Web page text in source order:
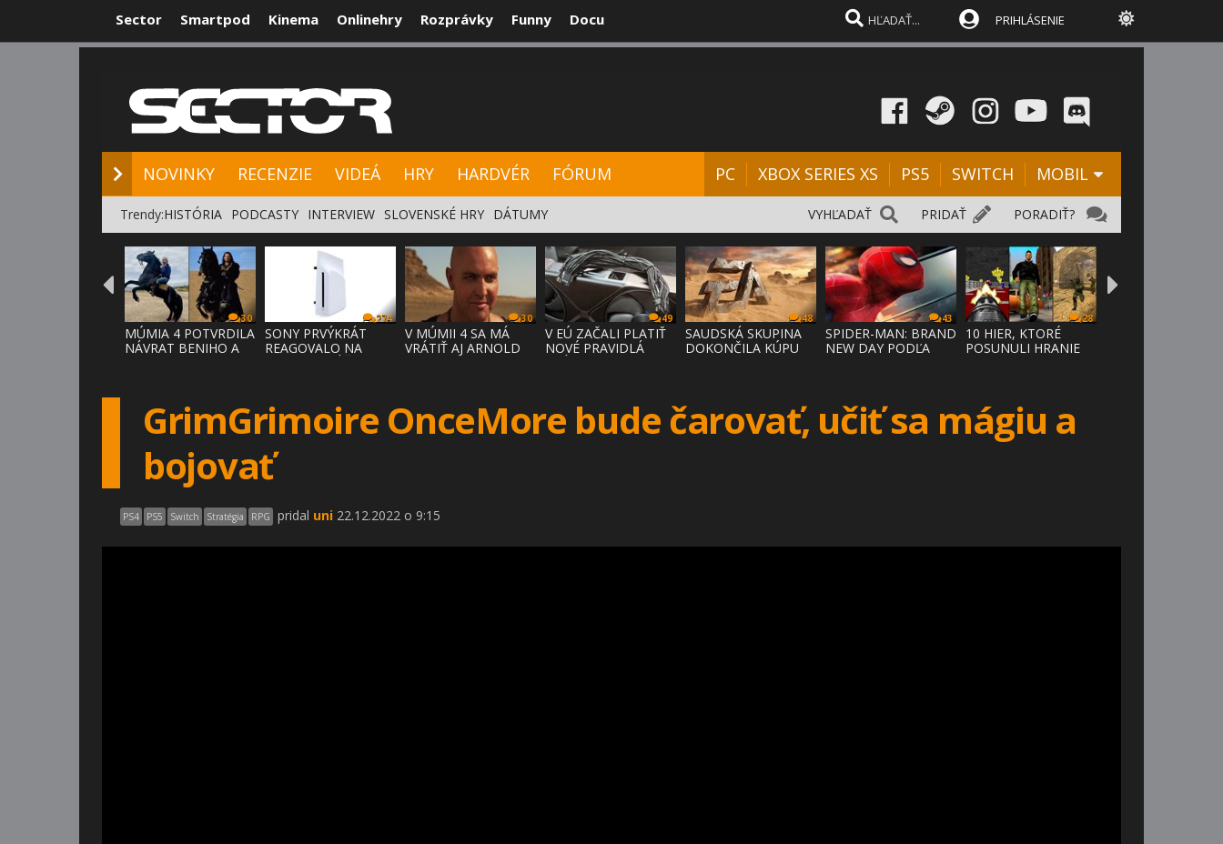
Sector Smartpod Kinema Onlinehry Rozprávky Funny Docu PRIHLÁSENIE
NOVINKY RECENZIE VIDEÁ HRY HARDVÉR FÓRUM PC XBOX SERIES XS PS5 SWITCH MOBIL
PORADIŤ?
PRIDAŤ
VYHĽADAŤ
Trendy:HISTÓRIA PODCASTY INTERVIEW SLOVENSKÉ HRY DÁTUMY
30
MÚMIA 4 POTVRDILA
NÁVRAT BENIHO A
274
SONY PRVÝKRÁT
REAGOVALO NA
30
V MÚMII 4 SA MÁ
VRÁTIŤ AJ ARNOLD
49
V EÚ ZAČALI PLATIŤ
NOVÉ PRAVIDLÁ
48
SAUDSKÁ SKUPINA
DOKONČILA KÚPU
43
SPIDER-MAN: BRAND
NEW DAY PODĽA
28
10 HIER, KTORÉ
POSUNULI HRANIE
GrimGrimoire OnceMore bude čarovať, učiť sa mágiu a
bojovať
PS4 PS5 Switch Stratégia RPG pridal uni 22.12.2022 o 9:15